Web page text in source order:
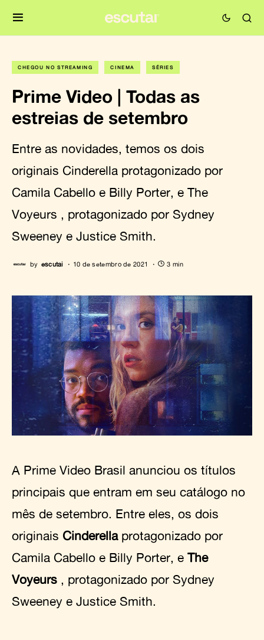
CHEGOU NO STREAMING CINEMA SÉRIES
Prime Video | Todas as
estreias de setembro
Entre as novidades, temos os dois
originais Cinderella protagonizado por
Camila Cabello e Billy Porter, e The
Voyeurs , protagonizado por Sydney
Sweeney e Justice Smith.
by escutai 10 de setembro de 2021 3 min
A Prime Video Brasil anunciou os títulos
principais que entram em seu catálogo no
mês de setembro. Entre eles, os dois
originais Cinderellaprotagonizado por
Camila Cabello e Billy Porter, e The
Voyeurs , protagonizado por Sydney
Sweeney e Justice Smith.